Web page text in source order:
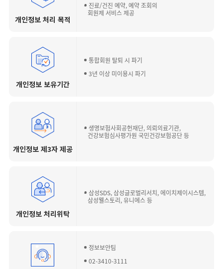
개인정보 처리 목적
진료/건진 예약, 예약 조회의
회원제 서비스 제공
개인정보 보유기간
통합회원 탈퇴 시 파기
3년 이상 미이용시 파기
개인정보 제3자 제공
생명보험사회공헌재단, 의뢰의료기관,
건강보험심사평가원 국민건강보험공단 등
개인정보 처리위탁
삼성SDS, 삼성글로벌리서치, 에이치제이시스템,
삼성웰스토리, 유니에스 등
정보보안팀
02-3410-3111